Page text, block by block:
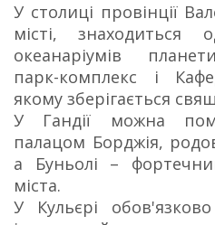
У столиці провінції
місті,
океанаріумів
парк-комплекс і
якому зберігається
У Гандії можна
палацом Борджія,
а Буньолі –
міста.
У Кульєрі